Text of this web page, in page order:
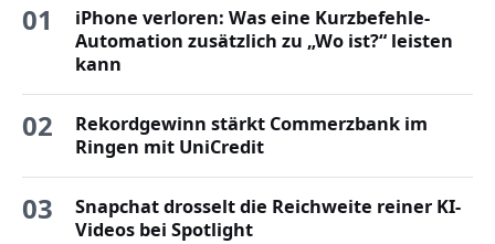
01
iPhone verloren: Was eine Kurzbefehle-
Automation zusätzlich zu „Wo ist?“ leisten
kann
02
Rekordgewinn stärkt Commerzbank im
Ringen mit UniCredit
03
Snapchat drosselt die Reichweite reiner KI-
Videos bei Spotlight